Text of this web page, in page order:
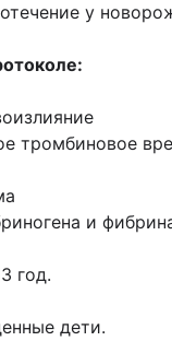
у
тромбиновое
и
год.
дети.